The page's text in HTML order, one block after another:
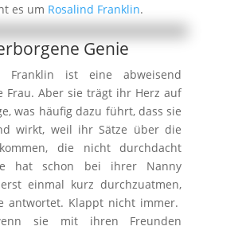
es um Rosalind Franklin.
Genie
Franklin ist eine abweisend
Frau. Aber sie trägt ihr Herz auf
was häufig dazu führt, dass sie
wirkt, weil ihr Sätze über die
die nicht durchdacht
hat schon bei ihrer Nanny
einmal kurz durchzuatmen,
antwortet. Klappt nicht immer.
sie mit ihren Freunden